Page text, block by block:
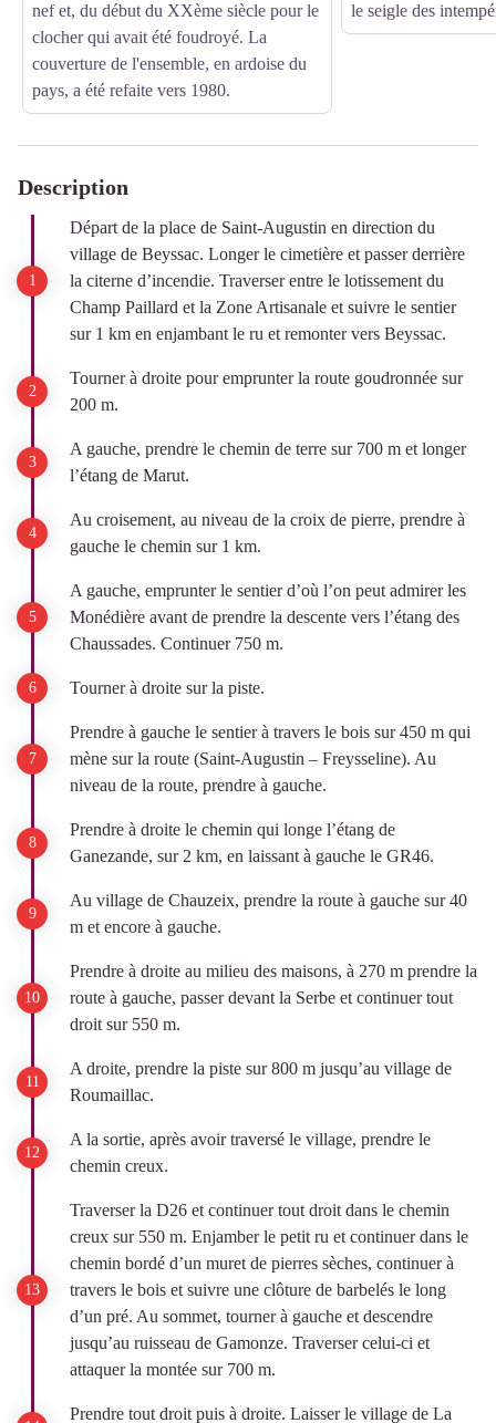
nef et, du début du XXème siècle pour le
clocher qui avait été foudroyé. La
couverture de l'ensemble, en ardoise du
pays, a été refaite vers 1980.
le seigle des
Description
Départ de la place de Saint-Augustin en direction du
village de Beyssac. Longer le cimetière et passer derrière
la citerne d’incendie. Traverser entre le lotissement du
Champ Paillard et la Zone Artisanale et suivre le sentier
sur 1 km en enjambant le ru et remonter vers Beyssac.
Tourner à droite pour emprunter la route goudronnée sur
200 m.
A gauche, prendre le chemin de terre sur 700 m et longer
l’étang de Marut.
Au croisement, au niveau de la croix de pierre, prendre à
gauche le chemin sur 1 km.
A gauche, emprunter le sentier d’où l’on peut admirer les
Monédière avant de prendre la descente vers l’étang des
Chaussades. Continuer 750 m.
Tourner à droite sur la piste.
Prendre à gauche le sentier à travers le bois sur 450 m qui
mène sur la route (Saint-Augustin – Freysseline). Au
niveau de la route, prendre à gauche.
Prendre à droite le chemin qui longe l’étang de
Ganezande, sur 2 km, en laissant à gauche le GR46.
Au village de Chauzeix, prendre la route à gauche sur 40
m et encore à gauche.
Prendre à droite au milieu des maisons, à 270 m prendre la
route à gauche, passer devant la Serbe et continuer tout
droit sur 550 m.
A droite, prendre la piste sur 800 m jusqu’au village de
Roumaillac.
A la sortie, après avoir traversé le village, prendre le
chemin creux.
Traverser la D26 et continuer tout droit dans le chemin
creux sur 550 m. Enjamber le petit ru et continuer dans le
chemin bordé d’un muret de pierres sèches, continuer à
travers le bois et suivre une clôture de barbelés le long
d’un pré. Au sommet, tourner à gauche et descendre
jusqu’au ruisseau de Gamonze. Traverser celui-ci et
attaquer la montée sur 700 m.
Prendre tout droit puis à droite. Laisser le village de La